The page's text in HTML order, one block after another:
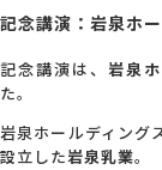
会社概要
記念講演：岩泉ホ
記念講演は、 岩泉
た。
岩泉ホールディング
設立した岩泉乳業。